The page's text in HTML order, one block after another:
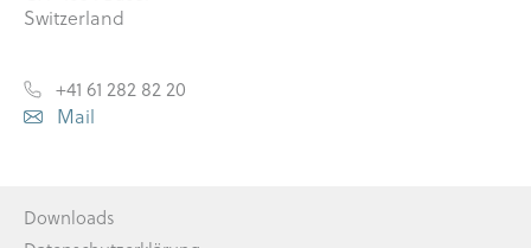
Switzerland
+41 61 282 82 20
Mail
Downloads